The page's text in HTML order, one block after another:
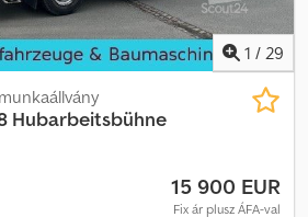
1 / 29
Hubarbeitsbühne
15 900 EUR
Fix ár plusz ÁFA-val